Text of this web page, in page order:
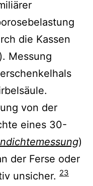
die Kassen
Messung
von der
eines 30-
)
der Ferse oder
unsicher. 23